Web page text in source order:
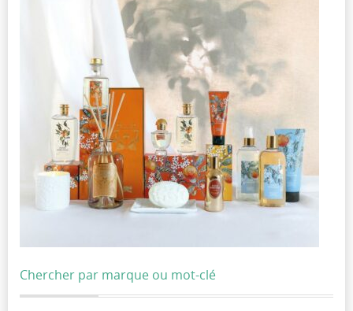
Chercher par marque ou mot-clé